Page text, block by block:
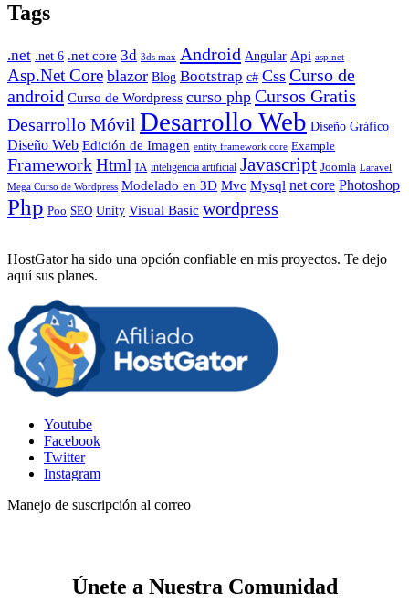
Tags
.net .net 6 .net core 3d 3ds max Android Angular Api asp.net
Asp.Net Core blazor Blog Bootstrap c# Css Curso de
android Curso de Wordpress curso php Cursos Gratis
Desarrollo Móvil Desarrollo Web Diseño Gráfico
Diseño Web Edición de Imagen entity framework core Example
FrameworkHtml IA inteligencia artificial Javascript Joomla Laravel
Mega Curso de Wordpress Modelado en 3D Mvc Mysql net core Photoshop
Php Poo SEO Unity Visual Basic wordpress
HostGator ha sido una opción confiable en mis proyectos. Te dejo
aquí sus planes.
Youtube
Facebook
Twitter
Instagram
Manejo de suscripción al correo
Únete a Nuestra Comunidad